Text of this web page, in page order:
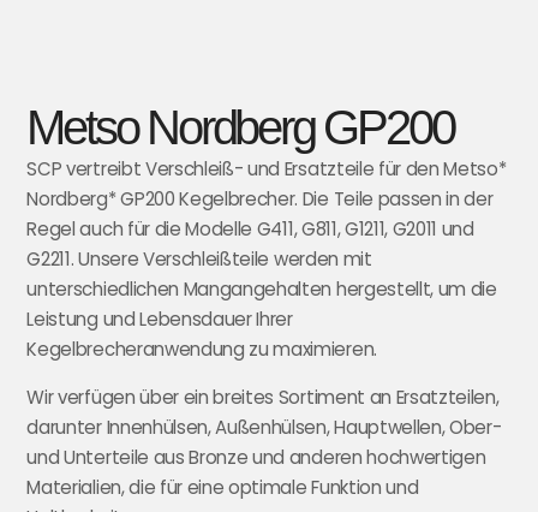
Metso Nordberg GP200
SCP vertreibt Verschleiß- und Ersatzteile für den Metso*
Nordberg* GP200 Kegelbrecher. Die Teile passen in der
Regel auch für die Modelle G411, G811, G1211, G2011 und
G2211.Unsere Verschleißteile werden mit
unterschiedlichen Mangangehalten hergestellt, um die
Leistung und Lebensdauer Ihrer
Kegelbrecheranwendung zu maximieren.
Wir verfügen über ein breites Sortiment an Ersatzteilen,
darunter Innenhülsen, Außenhülsen, Hauptwellen, Ober-
und Unterteile aus Bronze und anderen hochwertigen
Materialien, die für eine optimale Funktion und